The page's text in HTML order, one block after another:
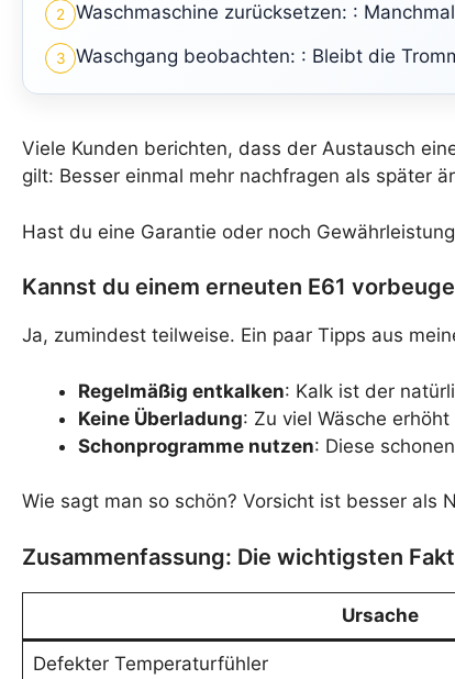
2 Waschmaschine zurücksetzen: :
3 Waschgang beobachten: : Bleibt die
Viele Kunden berichten, dass der Austausch
gilt: Besser einmal mehr nachfragen als später
Hast du eine Garantie oder noch
Kannst du einem erneuten E61
Ja, zumindest teilweise. Ein paar Tipps aus
Regelmäßig entkalken: Kalk ist der
Keine Überladung: Zu viel Wäsche
Schonprogramme nutzen: Diese
Wie sagt man so schön? Vorsicht ist besser als
Zusammenfassung: Die wichtigsten
Ursache
Defekter Temperaturfühler